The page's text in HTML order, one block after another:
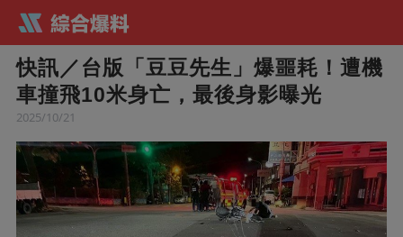
快訊／台版「豆豆先生」爆噩耗！遭機
車撞飛10米身亡，最後身影曝光
2025/10/21